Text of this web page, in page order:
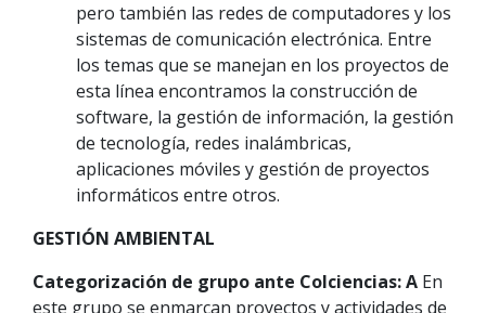
pero también las redes de computadores y los
sistemas de comunicación electrónica. Entre
los temas que se manejan en los proyectos de
esta línea encontramos la construcción de
software, la gestión de información, la gestión
de tecnología, redes inalámbricas,
aplicaciones móviles y gestión de proyectos
informáticos entre otros.
GESTIÓN AMBIENTAL
Categorización de grupo ante Colciencias: A En
este grupo se enmarcan proyectos y actividades de